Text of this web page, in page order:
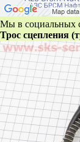
Мы в социальных
Трос сцепления